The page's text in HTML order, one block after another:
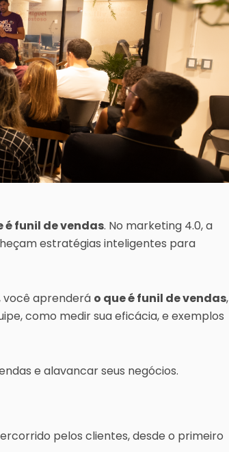
é funil de vendas. No marketing 4.0, a
estratégias inteligentes para
você aprenderá o que é funil de vendas,
como medir sua eficácia, e exemplos
e alavancar seus negócios.
pelos clientes, desde o primeiro